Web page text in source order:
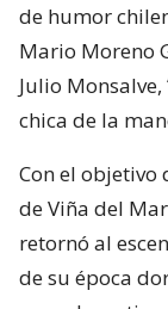
de humor
Mario Moreno
Julio Monsalve,
chica de la
Con el objetivo
de Viña del
retornó al
de su época